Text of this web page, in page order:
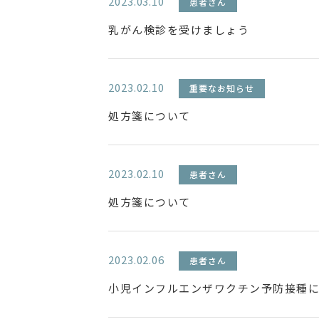
乳がん検診を受けましょう
2023.02.10 重要なお知らせ
処方箋について
2023.02.10 患者さん
処方箋について
2023.02.06 患者さん
小児インフルエンザワクチン予防接種